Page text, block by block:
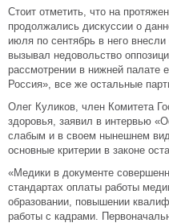
Стоит отметить, что на
продолжались дискуссии о
июля по сентябрь в него
вызывал недовольство
рассмотрении в нижней палате
Россия», все же остальные
Олег Куликов, член Комитета
здоровья, заявил в интервью
слабым и в своем нынешнем
основные критерии в законе
«Медики в документе
стандартах оплаты работы
образовании, повышении
работы с кадрами.